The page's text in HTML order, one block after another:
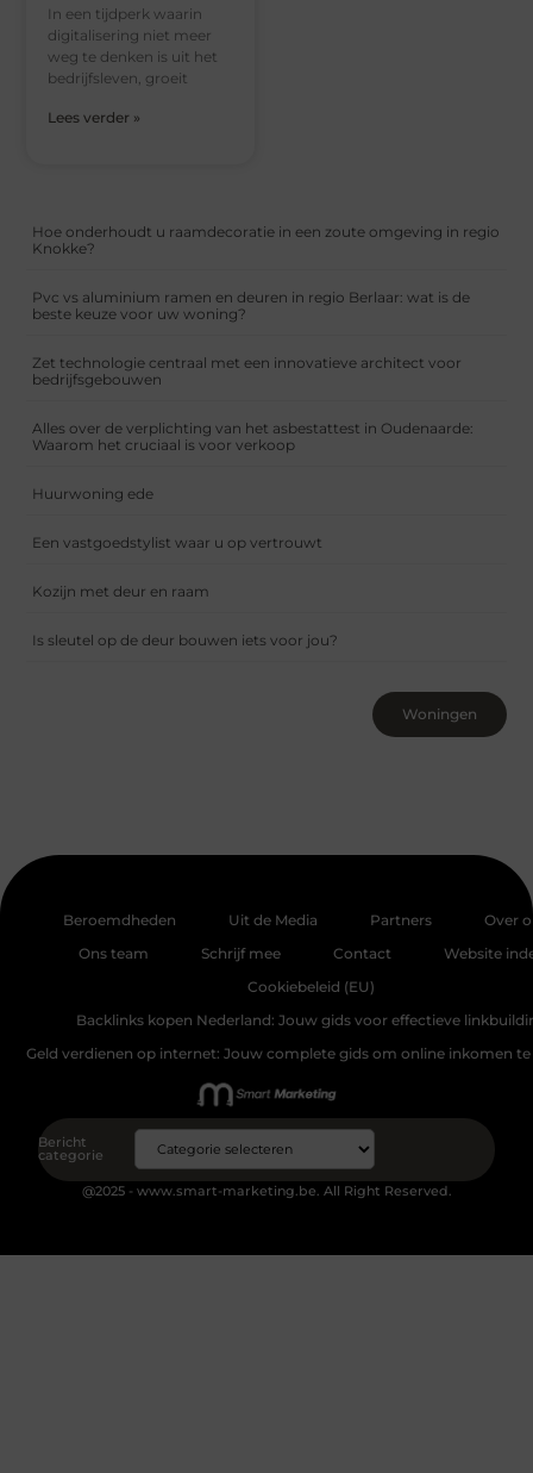
In een tijdperk waarin
digitalisering niet meer
weg te denken is uit het
bedrijfsleven, groeit
Lees verder »
Hoe onderhoudt u raamdecoratie in een zoute omgeving in regio
Knokke?
Pvc vs aluminium ramen en deuren in regio Berlaar: wat is de
beste keuze voor uw woning?
Zet technologie centraal met een innovatieve architect voor
bedrijfsgebouwen
Alles over de verplichting van het asbestattest in Oudenaarde:
Waarom het cruciaal is voor verkoop
Huurwoning ede
Een vastgoedstylist waar u op vertrouwt
Kozijn met deur en raam
Is sleutel op de deur bouwen iets voor jou?
Woningen
Beroemdheden Uit de Media Partners
Over
Ons team
Schrijf mee Contact
Website
Cookiebeleid (EU)
Backlinks kopen Nederland: Jouw gids voor effectieve
Geld verdienen op internet: Jouw complete gids om online inkomen
Bericht
categorie
@2025 - www.smart-marketing.be. All Right Reserved.